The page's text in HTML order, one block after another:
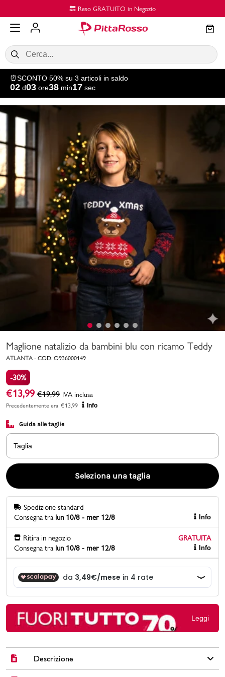
Vai al contenuto principale🔙 Reso GRATUITO in Negozio
SALDI Donna
Uomo Bambino
Valigie
Marchi
Accedi | Registrati
Carrello
Promo & News
negozi
contatti
pcard
Gift card
⏰SCONTO 50% su 3 articoli in saldo
02 d03 ore38 min17 sec
Maglione natalizio da bambini blu con ricamo Teddy
ATLANTA - COD. O936000149
-30%
€13,99 €19,99 IVA inclusa
Precedentemente era €13,99 Info
Guida alle taglie
Taglia
Seleziona una taglia
Spedizione standard
Consegna tra lun 10/8 - mer 12/8 Info
Ritira in negozio
GRATUITA
Consegna tra lun 10/8 - mer 12/8 Info
Leggi
Descrizione